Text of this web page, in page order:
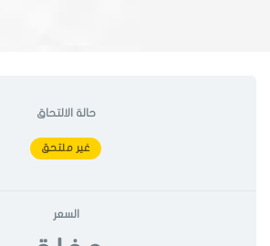
حالة الالتحاق
غير ملتحق
السعر